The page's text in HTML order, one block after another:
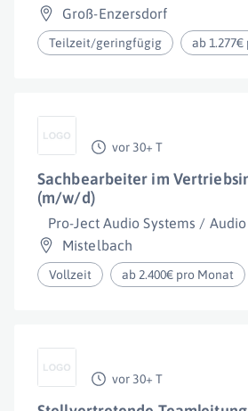
Groß-Enzersdorf
Teilzeit/geringfügig ab
vor 30+ T
Sachbearbeiter im
(m/w/d)
Pro-Ject Audio Systems /
Mistelbach
Vollzeit ab 2.400€ pro Monat
vor 30+ T